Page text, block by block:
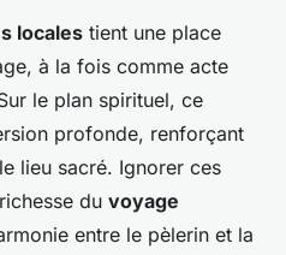
locales tient une place
à la fois comme acte
le plan spirituel, ce
profonde, renforçant
lieu sacré. Ignorer ces
du voyage
entre le pèlerin et la